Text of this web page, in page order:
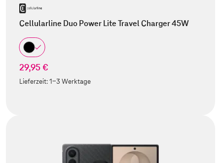
Cellularline Duo Power Lite Travel Charger 45W
29,95 €
Lieferzeit:1-3 Werktage